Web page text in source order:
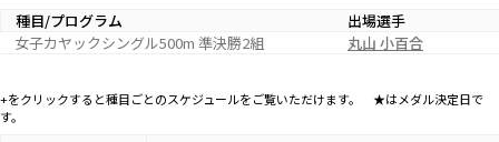
種目/プログラム
出場選手
女子カヤックシングル500m 準決勝2組
丸山 小百合
+をクリックすると種目ごとのスケジュールをご覧いただけます。 ★はメダル決定日で
す。